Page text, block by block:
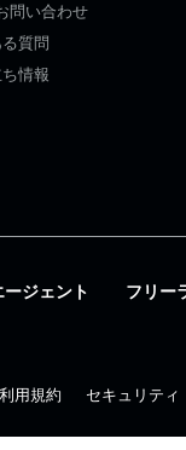
問い合わせ
質問
情報
ージェント フリー
用規約 セキュリティ